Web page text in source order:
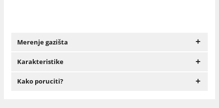
Merenje gazišta +
Karakteristike +
Kako poruciti? +